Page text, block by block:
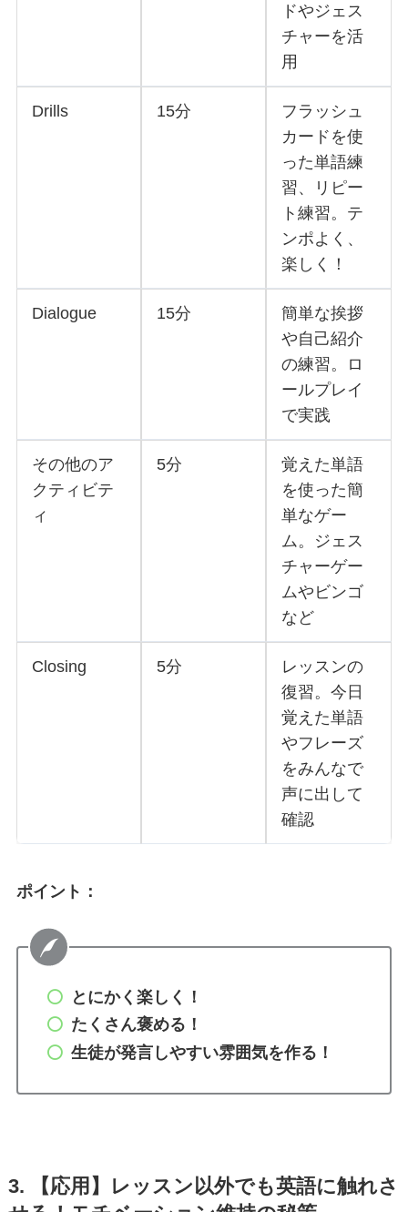
ドやジェス
チャーを活
用
Drills 15分
フラッシュ
カードを使
った単語練
習、リピー
ト練習。テ
ンポよく、
楽しく！
Dialogue 15分
簡単な挨拶
や自己紹介
の練習。ロ
ールプレイ
で実践
その他のア
クティビテ
ィ
5分
覚えた単語
を使った簡
単なゲー
ム。ジェス
チャーゲー
ムやビンゴ
など
Closing 5分
レッスンの
復習。今日
覚えた単語
やフレーズ
をみんなで
声に出して
確認
ポイント：
とにかく楽しく！
たくさん褒める！
生徒が発言しやすい雰囲気を作る！
3. 【応用】レッスン以外でも英語に触れさ